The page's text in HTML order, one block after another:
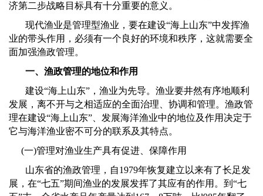
济第二步战略目标具有十分重要的意义。
现代渔业是管理型渔业，要在建设“海上山东”中发挥渔
业的带头作用，必须有一个良好的环境和秩序，这就需要全
面加强渔政管理。
一、渔政管理的地位和作用
建设“海上山东” ，渔业为先导。渔业要井然有序地顺利
发展，离不开与之相适应的全面治理、协调和管理。渔政管
理在建设“海上山东”、发展海洋渔业中的地位及作用决定于
它与海洋渔业密不可分的联系及其特点。
(一)管理对渔业生产具有促进、保障作用
山东省的渔政管理，自1979年恢复建立以来有了长足发
展，在“七五”期间渔业的发展发挥了其应有的作用。到 “七